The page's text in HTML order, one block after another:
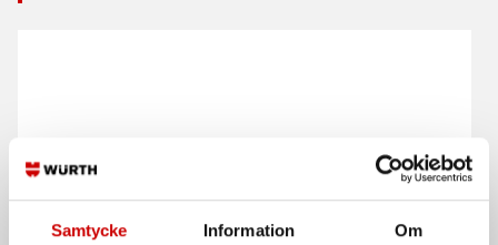
Samtycke Information Om
Klädseltvätt SEG 10 Würth Hörselkåpa Cessna